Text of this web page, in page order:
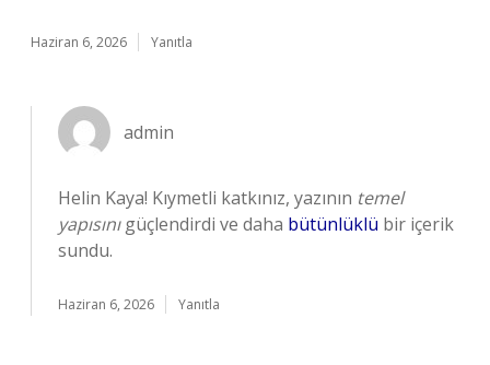
Haziran 6, 2026 Yanıtla
admin
Helin Kaya! Kıymetli katkınız, yazının temel
yapısınıgüçlendirdi ve daha bütünlüklü bir içerik
sundu.
Haziran 6, 2026 Yanıtla